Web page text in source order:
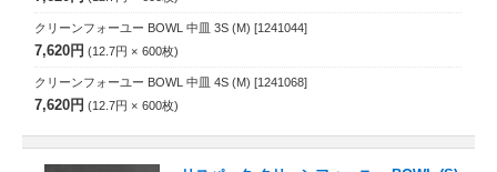
クリーンフォーユー BOWL 中皿 3S (M) [1241044]
7,620円 12.7円 600枚
クリーンフォーユー BOWL 中皿 4S (M) [1241068]
7,620円 12.7円 600枚